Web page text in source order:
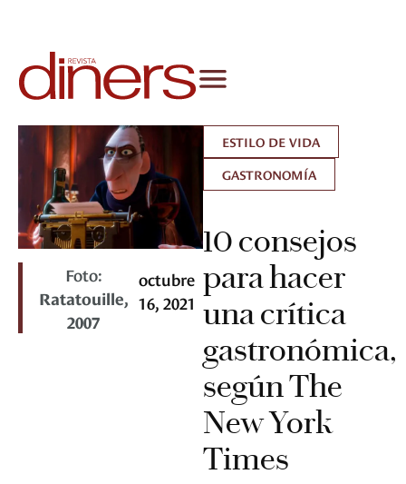
Foto:
Ratatouille,
2007
octubre
16, 2021
ESTILO DE VIDA
GASTRONOMÍA
10 consejos
para hacer
una crítica
gastronómica,
según The
New York
Times